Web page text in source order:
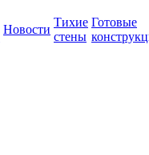
Новости
Тихие
стены
Готовые